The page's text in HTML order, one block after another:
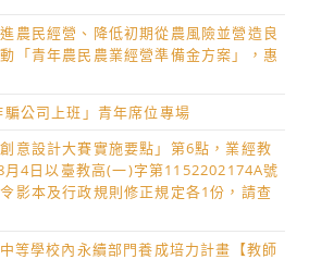
農民經營、降低初期從農風險並營造良
「青年農民農業經營準備金方案」，惠
公司上班」青年席位專場
意設計大賽實施要點」第6點，業經教
4日以臺教高(一)字第1152202174A號
影本及行政規則修正規定各1份，請查
等學校內永續部門養成培力計畫【教師